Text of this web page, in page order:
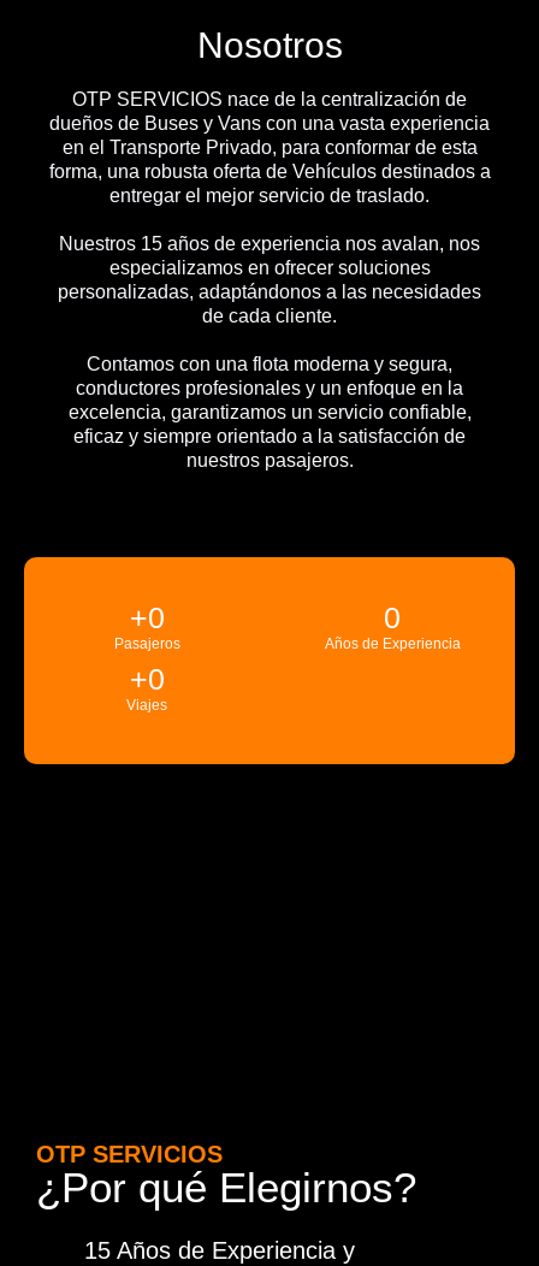
Nosotros
OTP SERVICIOS nace de la centralización de
dueños de Buses y Vans con una vasta experiencia
en el Transporte Privado, para conformar de esta
forma, una robusta oferta de Vehículos destinados a
entregar el mejor servicio de traslado.
Nuestros 15 años de experiencia nos avalan, nos
especializamos en ofrecer soluciones
personalizadas, adaptándonos a las necesidades
de cada cliente.
Contamos con una flota moderna y segura,
conductores profesionales y un enfoque en la
excelencia, garantizamos un servicio confiable,
eficaz y siempre orientado a la satisfacción de
nuestros pasajeros.
Pasajeros
+0
Años de Experiencia
0
Viajes
+0
OTP SERVICIOS
¿Por qué Elegirnos?
15 Años de Experiencia y